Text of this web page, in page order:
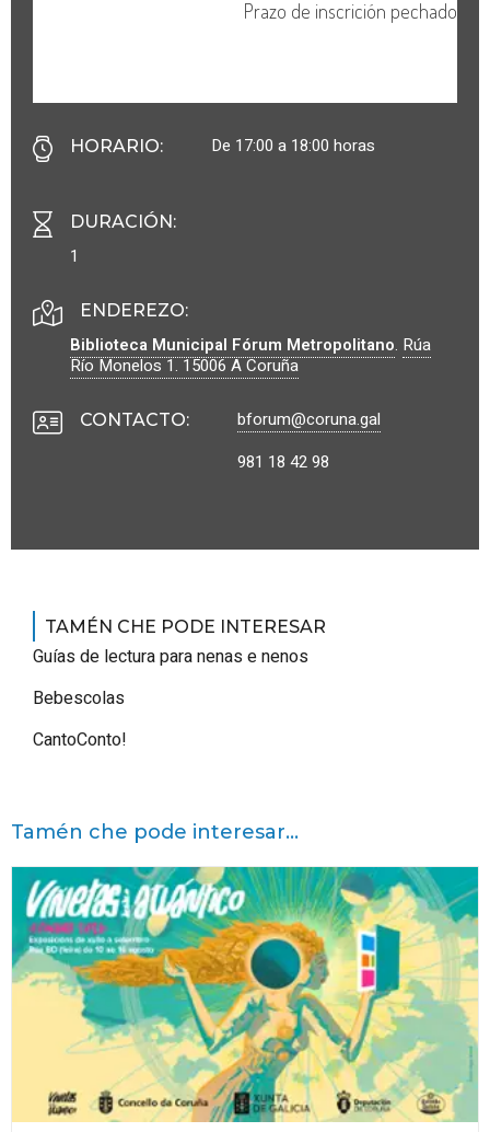
HORARIO: De 17:00 a 18:00 horas
DURACIÓN:
1
ENDEREZO:
Biblioteca Municipal Fórum Metropolitano. Rúa
Río Monelos 1.15006A Coruña
CONTACTO:
bforum@coruna.gal
981 18 42 98
TAMÉN CHE PODE INTERESAR
Guías de lectura para nenas e nenos
Bebescolas
CantoConto!
Tamén che pode interesar...